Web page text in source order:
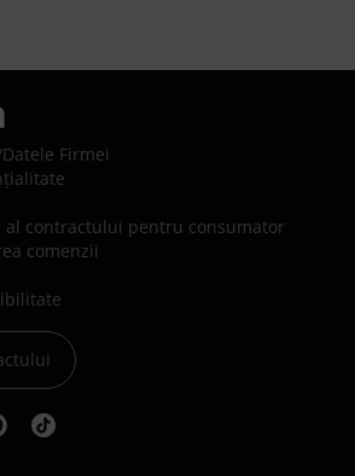
Datele Firmei
contractului pentru consumator
comenzii